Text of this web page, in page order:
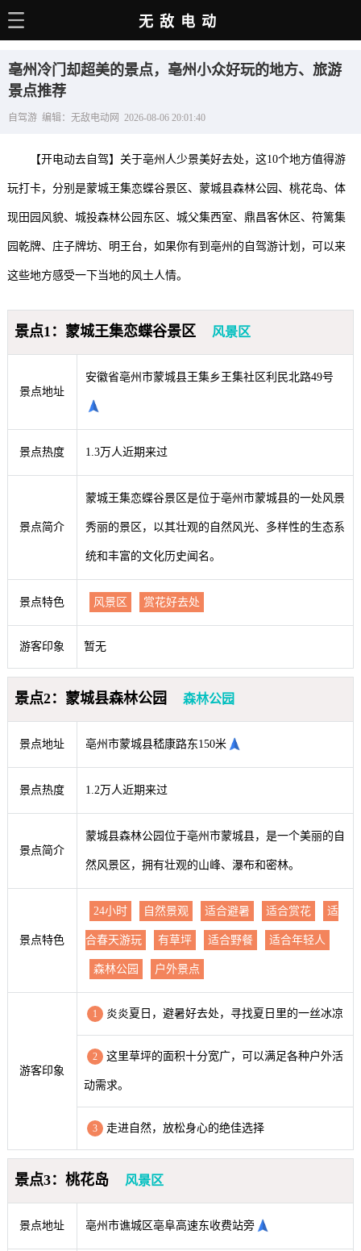
电动百科
电车资讯
电车手册
选车推荐
充电站
用车百科
经销商
无敌电动
亳州冷门却超美的景点，亳州小众好玩的地方、旅游
景点推荐
自驾游 编辑：无敌电动网 2026-08-06 20:01:40
【开电动去自驾】关于亳州人少景美好去处，这10个地方值得游
玩打卡，分别是蒙城王集恋蝶谷景区、蒙城县森林公园、桃花岛、体
现田园风貌、城投森林公园东区、城父集西室、鼎昌客休区、符篱集
园乾牌、庄子牌坊、明王台，如果你有到亳州的自驾游计划，可以来
这些地方感受一下当地的风土人情。
景点1：蒙城王集恋蝶谷景区 风景区
景点地址
安徽省亳州市蒙城县王集乡王集社区利民北路49号
景点热度 1.3万人近期来过
景点简介
蒙城王集恋蝶谷景区是位于亳州市蒙城县的一处风景
秀丽的景区，以其壮观的自然风光、多样性的生态系
统和丰富的文化历史闻名。
景点特色 风景区 赏花好去处
游客印象 暂无
景点2：蒙城县森林公园 森林公园
景点地址 亳州市蒙城县嵇康路东150米
景点热度 1.2万人近期来过
景点简介
蒙城县森林公园位于亳州市蒙城县，是一个美丽的自
然风景区，拥有壮观的山峰、瀑布和密林。
景点特色
24小时 自然景观 适合避暑 适合赏花 适
合春天游玩 有草坪 适合野餐 适合年轻人
森林公园 户外景点
游客印象
1 炎炎夏日，避暑好去处，寻找夏日里的一丝冰凉
2 这里草坪的面积十分宽广，可以满足各种户外活
动需求。
3 走进自然，放松身心的绝佳选择
景点3：桃花岛 风景区
景点地址 亳州市谯城区亳阜高速东收费站旁